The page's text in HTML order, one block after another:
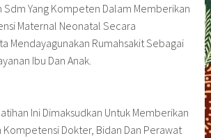
Sdm Yang Kompeten Dalam Memberikan
Maternal Neonatal Secara
Mendayagunakan Rumahsakit Sebagai
Ibu Dan Anak.
Ini Dimaksudkan Untuk Memberikan
Kompetensi Dokter, Bidan Dan Perawat